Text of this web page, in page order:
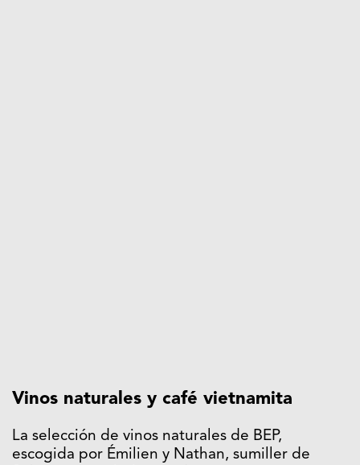
Vinos naturales y café vietnamita
La selección de vinos naturales de BEP,
escogida por Émilien y Nathan, sumiller de